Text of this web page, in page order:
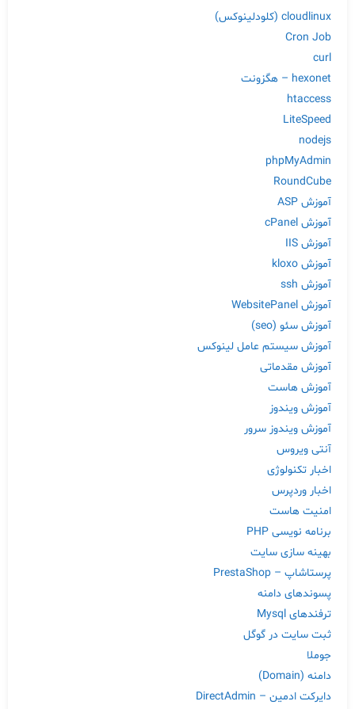
cloudlinux (کلودلینوکس)
Cron Job
curl
hexonet – هگزونت
htaccess
LiteSpeed
nodejs
phpMyAdmin
RoundCube
آموزش ASP
آموزش cPanel
آموزش IIS
آموزش kloxo
آموزش ssh
آموزش WebsitePanel
آموزش سئو (seo)
آموزش سیستم عامل لینوکس
آموزش مقدماتی
آموزش هاست
آموزش ویندوز
آموزش ویندوز سرور
آنتی ویروس
اخبار تکنولوژی
اخبار وردپرس
امنیت هاست
برنامه نویسی PHP
بهینه سازی سایت
پرستاشاپ – PrestaShop
پسوندهای دامنه
ترفندهای Mysql
ثبت سایت در گوگل
جوملا
دامنه (Domain)
دایرکت ادمین – DirectAdmin